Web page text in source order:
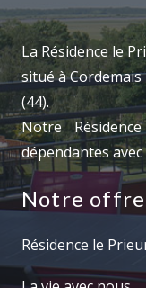
La Résidence le
situé à
(44).
Notre
dépendantes
Notre offre
Résidence le